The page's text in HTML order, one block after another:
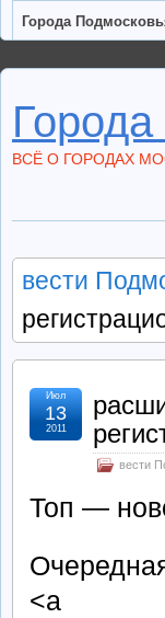
Города
ВСЁ О ГОРОДАХ
вести
вести
Июл
13
2011
Топ —
<a